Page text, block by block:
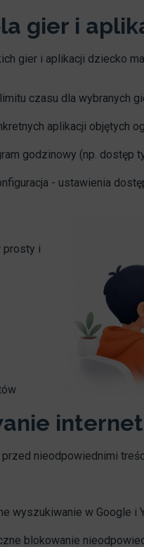
gier i
gier i aplikacji dziecko
czasu dla wybranych
aplikacji objętych
godzinowy (np. dostęp
- ustawienia
prosty i
przed nieodpowiednimi
wyszukiwanie w Google i
blokowanie